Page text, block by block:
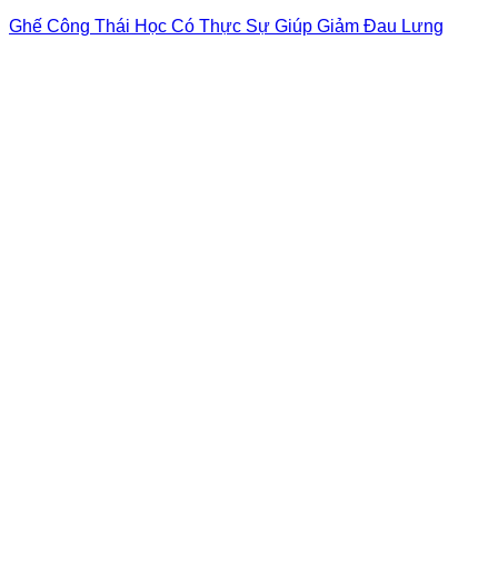
Ghế Công Thái Học Có Thực Sự Giúp Giảm Đau Lưng